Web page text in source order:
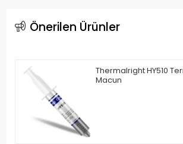
Önerilen Ürünler
Thermalright HY510
Macun